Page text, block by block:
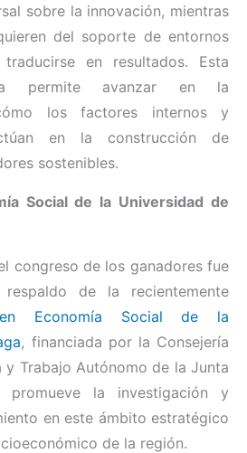
sobre la innovación, mientras
del soporte de entornos
en resultados. Esta
permite avanzar en la
los factores internos y
en la construcción de
sostenibles.
Social de la Universidad de
congreso de los ganadores fue
de la recientemente
Economía Social de la
, financiada por la Consejería
y Trabajo Autónomo de la Junta
promueve la investigación y
en este ámbito estratégico
de la región.